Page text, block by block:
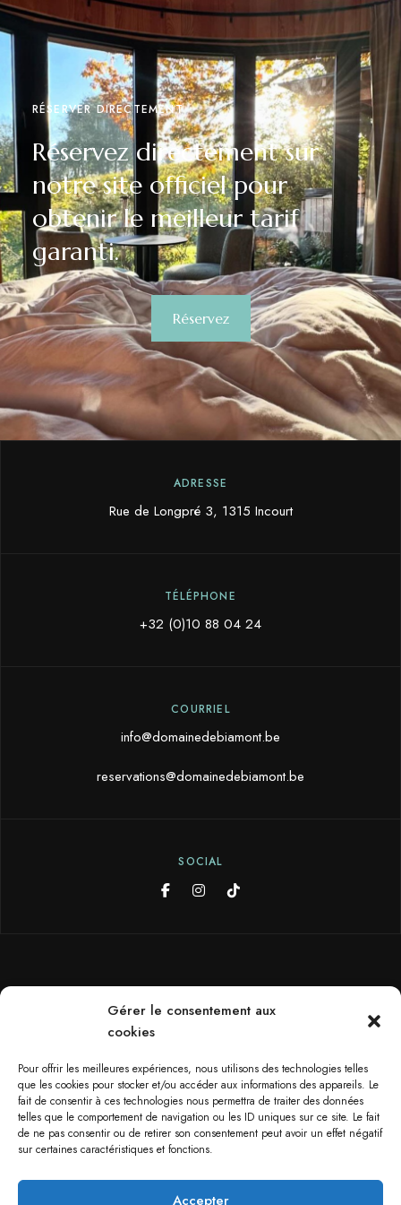
Gérer le consentement aux
cookies
Pour offrir les meilleures expériences, nous utilisons des technologies telles
que les cookies pour stocker et/ou accéder aux informations des appareils. Le
fait de consentir à ces technologies nous permettra de traiter des données
telles que le comportement de navigation ou les ID uniques sur ce site. Le fait
de ne pas consentir ou de retirer son consentement peut avoir un effet négatif
sur certaines caractéristiques et fonctions.
Accepter
RÉSERVER DIRECTEMENT
Réservez directement sur
notre site officiel pour
obtenir le meilleur tarif
garanti.
Réservez
ADRESSE
Rue de Longpré 3, 1315 Incourt
TÉLÉPHONE
+32 (0)10 88 04 24
COURRIEL
info@domainedebiamont.be
reservations@domainedebiamont.be
SOCIAL
Conditions d’utilisation
Politique de confidentialité